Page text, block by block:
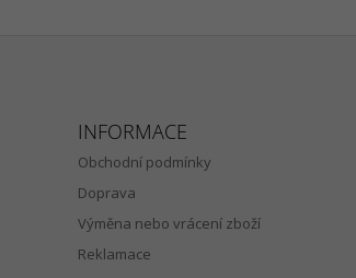
INFORMACE
Obchodní podmínky
Doprava
Výměna nebo vrácení zboží
Reklamace